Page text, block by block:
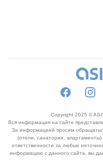
Copyright 2025 ©
Вся информация на сайте
За информацией просим
(отели, санатории,
ответственности за любые
информацию с данного сайта, вы